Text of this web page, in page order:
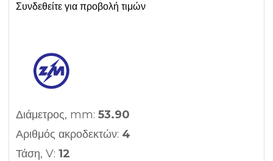
Συνδεθείτε για προβολή τιμών
Διάμετρος, mm: 53.90
Αριθμός ακροδεκτών: 4
Τάση, V: 12